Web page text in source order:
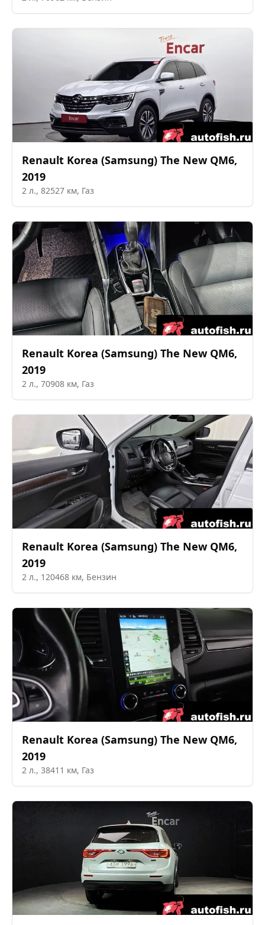
Renault Korea (Samsung) The New QM6,
2019
2 л., 82527 км, Газ
Renault Korea (Samsung) The New QM6,
2019
2 л., 70908 км, Газ
Renault Korea (Samsung) The New QM6,
2019
2 л., 120468 км, Бензин
Renault Korea (Samsung) The New QM6,
2019
2 л., 38411 км, Газ